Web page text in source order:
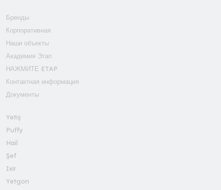
Бренды
Корпоративная
Наши объекты
Академия Этап
НАЖМИТЕ ETAP
Контактная информация
Документы
Yetiş
Puffy
Hail
Şef
Ixir
Yetgon